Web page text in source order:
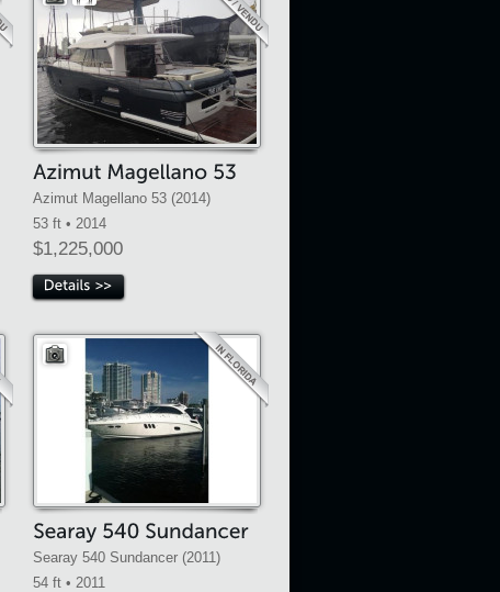
Azimut Magellano 53 (2014)
53 ft • 2014
$1,225,000
Searay 540 Sundancer (2011)
54 ft • 2011